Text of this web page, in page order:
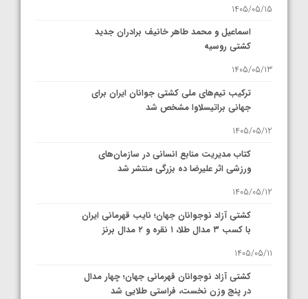
1405/05/15
اسماعیل و محمد طاهر خانیف برادران جدید
کشتی روسیه
1405/05/13
ترکیب تیم‌های ملی کشتی جوانان ایران برای
جهانی براتیسلاوا مشخص شد
1405/05/12
کتاب مدیریت منابع انسانی در سازمان‌های
ورزشی اثر علیرضا ده بزرگی منتشر شد
1405/05/12
کشتی آزاد نوجوانان جهان؛ نایب قهرمانی ایران
با کسب ۳ مدال طلا، ۱ نقره و ۲ مدال برنز
1405/05/11
کشتی آزاد نوجوانان قهرمانی جهان؛ چهار مدال
در پنج وزن نخست، فراستی طلایی شد